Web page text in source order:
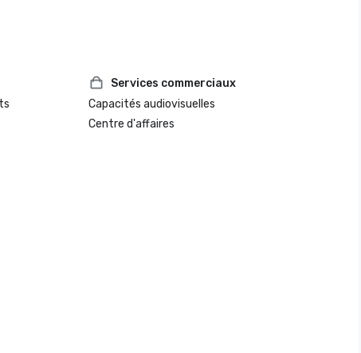
Services commerciaux
Capacités audiovisuelles
Centre d'affaires